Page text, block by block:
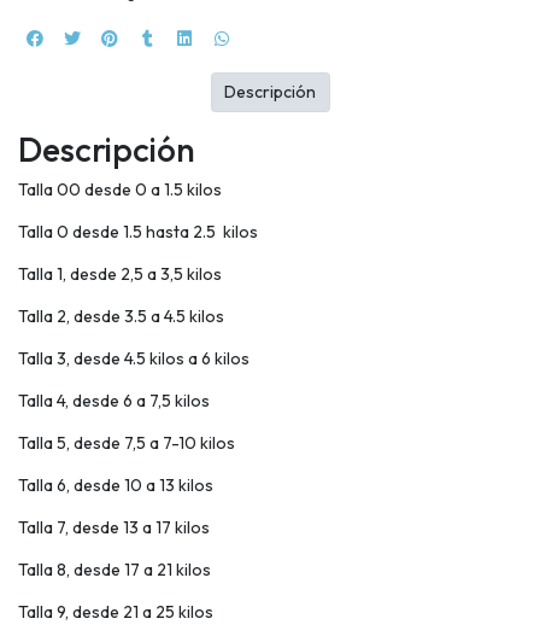
Descripción
Talla 00 desde 0 a 1.5 kilos
Talla 0 desde 1.5 hasta 2.5 kilos
Talla 1, desde 2,5 a 3,5 kilos
Talla 2, desde 3.5 a 4.5 kilos
Talla 3, desde 4.5 kilos a 6 kilos
Talla 4, desde 6 a 7,5 kilos
Talla 5, desde 7,5 a 7-10 kilos
Talla 6, desde 10 a 13 kilos
Talla 7, desde 13 a 17 kilos
Talla 8, desde 17 a 21 kilos
Talla 9, desde 21 a 25 kilos
Descripción